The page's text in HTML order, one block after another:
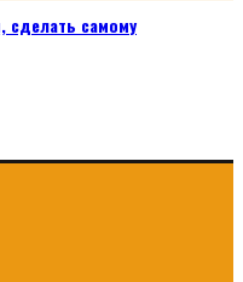
сделать самому